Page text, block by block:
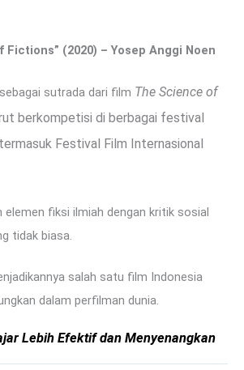
Fictions” (2020) – Yosep Anggi Noen
sutrada dari film The Science of
berkompetisi di berbagai festival
Festival Film Internasional
elemen fiksi ilmiah dengan kritik sosial
tidak biasa.
salah satu film Indonesia
dalam perfilman dunia.
Lebih Efektif dan Menyenangkan